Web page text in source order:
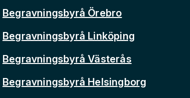
Begravningsbyrå Örebro
Begravningsbyrå Linköping
Begravningsbyrå Västerås
Begravningsbyrå Helsingborg